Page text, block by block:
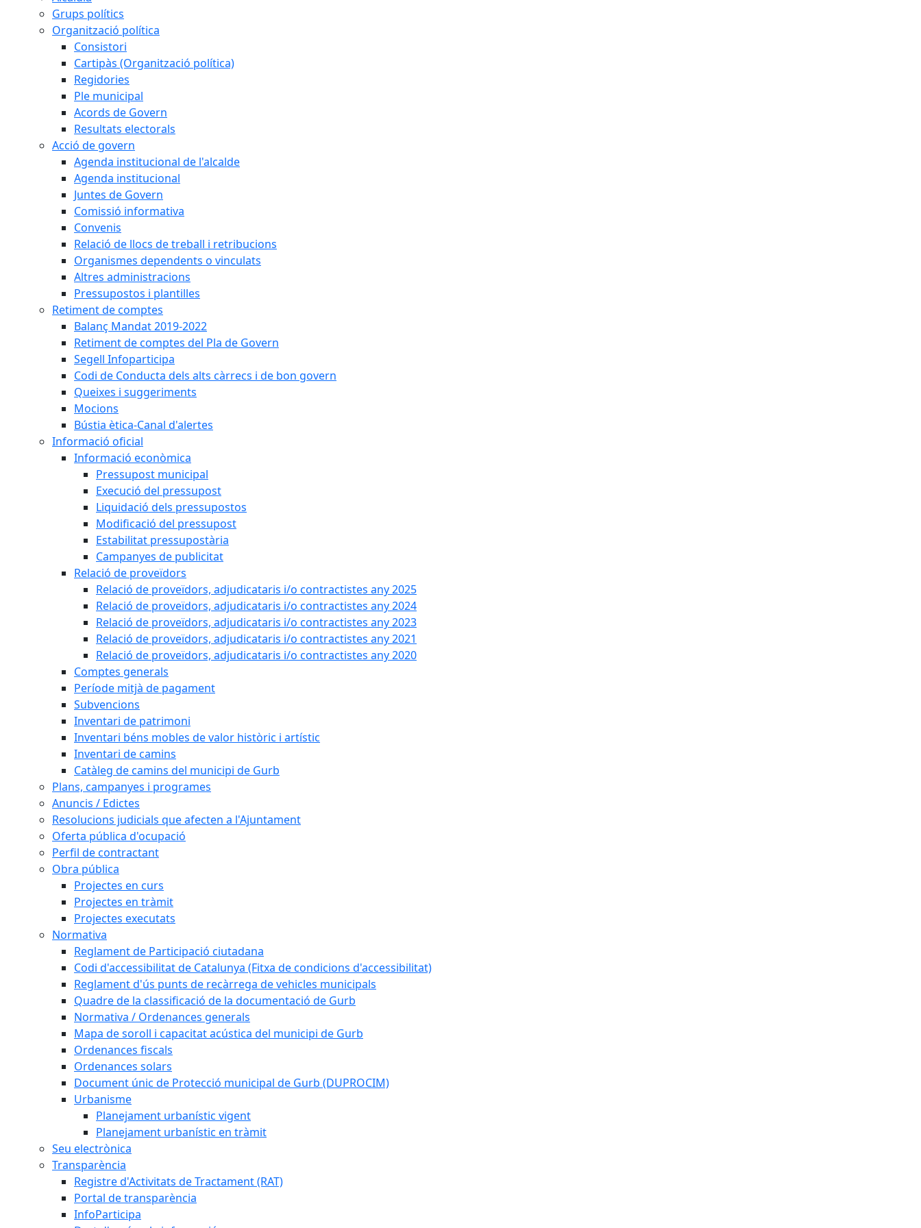
Grups polítics
Organització política
Consistori
Cartipàs (Organització política)
Regidories
Ple municipal
Acords de Govern
Resultats electorals
Acció de govern
Agenda institucional de l'alcalde
Agenda institucional
Juntes de Govern
Comissió informativa
Convenis
Relació de llocs de treball i retribucions
Organismes dependents o vinculats
Altres administracions
Pressupostos i plantilles
Retiment de comptes
Balanç Mandat 2019-2022
Retiment de comptes del Pla de Govern
Segell Infoparticipa
Codi de Conducta dels alts càrrecs i de bon govern
Queixes i suggeriments
Mocions
Bústia ètica-Canal d'alertes
Informació oficial
Informació econòmica
Pressupost municipal
Execució del pressupost
Liquidació dels pressupostos
Modificació del pressupost
Estabilitat pressupostària
Campanyes de publicitat
Relació de proveïdors
Relació de proveïdors, adjudicataris i/o contractistes any 2025
Relació de proveïdors, adjudicataris i/o contractistes any 2024
Relació de proveïdors, adjudicataris i/o contractistes any 2023
Relació de proveïdors, adjudicataris i/o contractistes any 2021
Relació de proveïdors, adjudicataris i/o contractistes any 2020
Comptes generals
Període mitjà de pagament
Subvencions
Inventari de patrimoni
Inventari béns mobles de valor històric i artístic
Inventari de camins
Catàleg de camins del municipi de Gurb
Plans, campanyes i programes
Anuncis / Edictes
Resolucions judicials que afecten a l'Ajuntament
Oferta pública d'ocupació
Perfil de contractant
Obra pública
Projectes en curs
Projectes en tràmit
Projectes executats
Normativa
Reglament de Participació ciutadana
Codi d'accessibilitat de Catalunya (Fitxa de condicions d'accessibilitat)
Reglament d'ús punts de recàrrega de vehicles municipals
Quadre de la classificació de la documentació de Gurb
Normativa / Ordenances generals
Mapa de soroll i capacitat acústica del municipi de Gurb
Ordenances fiscals
Ordenances solars
Document únic de Protecció municipal de Gurb (DUPROCIM)
Urbanisme
Planejament urbanístic vigent
Planejament urbanístic en tràmit
Seu electrònica
Transparència
Registre d'Activitats de Tractament (RAT)
Portal de transparència
InfoParticipa